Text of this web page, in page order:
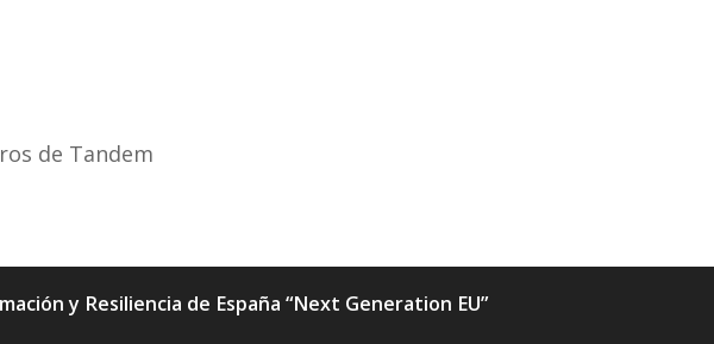
de Tandem
y Resiliencia de España “Next Generation EU”